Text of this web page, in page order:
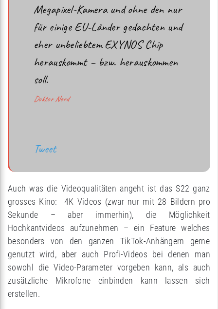
Megapixel-Kamera und ohne den nur
für einige EU-Länder gedachten und
eher unbeliebtem EXYNOS Chip
herauskommt – bzw. herauskommen
soll.
Doktor Nerd
Tweet
Auch was die Videoqualitäten angeht ist das S22 ganz
grosses Kino: 4K Videos (zwar nur mit 28 Bildern pro
Sekunde – aber immerhin), die Möglichkeit
Hochkantvideos aufzunehmen – ein Feature welches
besonders von den ganzen TikTok-Anhängern gerne
genutzt wird, aber auch Profi-Videos bei denen man
sowohl die Video-Parameter vorgeben kann, als auch
zusätzliche Mikrofone einbinden kann lassen sich
erstellen.